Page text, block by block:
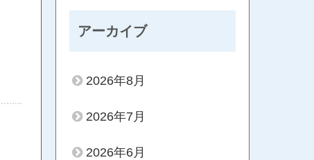
アーカイブ
2026年8月
2026年7月
2026年6月